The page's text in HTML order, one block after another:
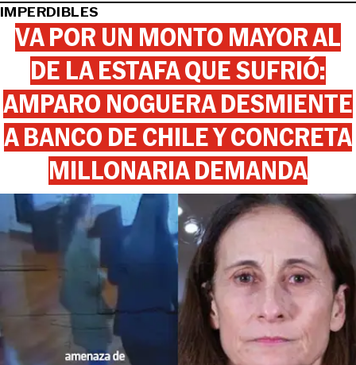
IMPERDIBLES
VA POR UN MONTO MAYOR AL
DE LA ESTAFA QUE SUFRIÓ:
AMPARO NOGUERA DESMIENTE
A BANCO DE CHILE Y CONCRETA
MILLONARIA DEMANDA